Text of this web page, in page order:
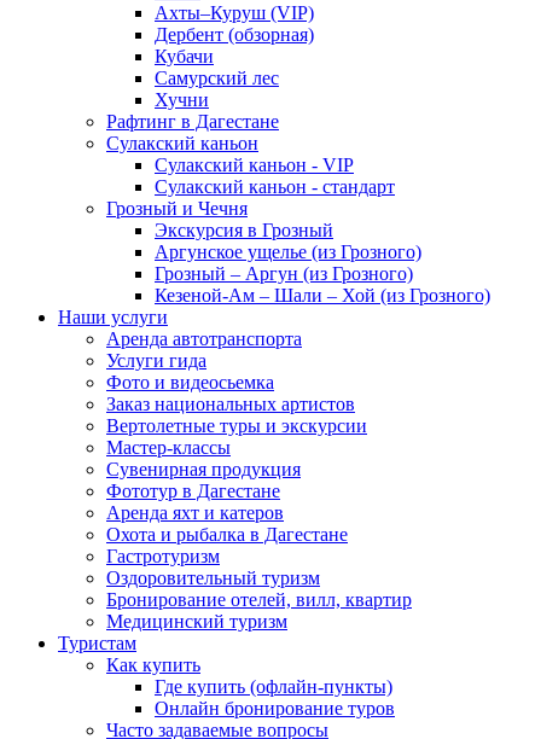
Ахты–Куруш (VIP)
Дербент (обзорная)
Кубачи
Самурский лес
Хучни
Рафтинг в Дагестане
Сулакский каньон
Сулакский каньон - VIP
Сулакский каньон - стандарт
Грозный и Чечня
Экскурсия в Грозный
Аргунское ущелье (из Грозного)
Грозный – Аргун (из Грозного)
Кезеной-Ам – Шали – Хой (из Грозного)
Наши услуги
Аренда автотранспорта
Услуги гида
Фото и видеосьемка
Заказ национальных артистов
Вертолетные туры и экскурсии
Мастер-классы
Сувенирная продукция
Фототур в Дагестане
Аренда яхт и катеров
Охота и рыбалка в Дагестане
Гастротуризм
Оздоровительный туризм
Бронирование отелей, вилл, квартир
Медицинский туризм
Туристам
Как купить
Где купить (офлайн-пункты)
Онлайн бронирование туров
Часто задаваемые вопросы